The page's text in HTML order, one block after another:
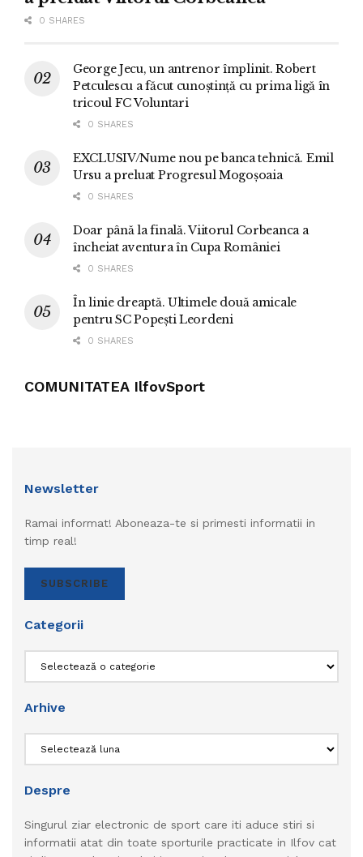
0 SHARES
George Jecu, un antrenor împlinit. Robert
Petculescu a făcut cunoștință cu prima ligă în
tricoul FC Voluntari
0 SHARES
EXCLUSIV/Nume nou pe banca tehnică. Emil
Ursu a preluat Progresul Mogoșoaia
0 SHARES
Doar până la finală. Viitorul Corbeanca a
încheiat aventura în Cupa României
0 SHARES
În linie dreaptă. Ultimele două amicale
pentru SC Popești Leordeni
0 SHARES
COMUNITATEA IlfovSport
Newsletter
Ramai informat! Aboneaza-te si primesti informatii in
timp real!
SUBSCRIBE
Categorii
Arhive
Despre
Singurul ziar electronic de sport care iti aduce stiri si
informatii atat din toate sporturile practicate in Ilfov cat